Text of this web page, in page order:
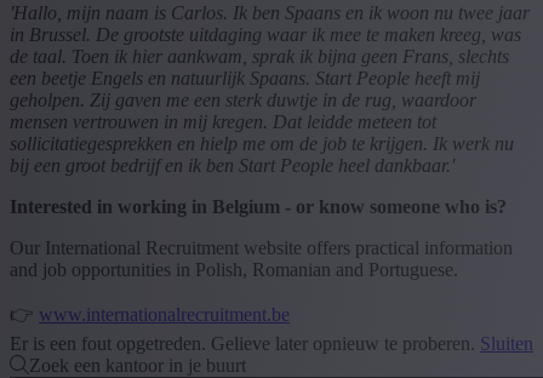
'Hallo, mijn naam is Carlos. Ik ben Spaans en ik woon nu twee jaar
in Brussel. De grootste uitdaging waar ik mee te maken kreeg, was
de taal. Toen ik hier aankwam, sprak ik bijna geen Frans, slechts
een beetje Engels en natuurlijk Spaans. Start People heeft mij
geholpen. Zij gaven me een sterk duwtje in de rug, waardoor
mensen vertrouwen in mij kregen. Dat leidde meteen tot
sollicitatiegesprekken en hielp me om de job te krijgen. Ik werk nu
bij een groot bedrijf en ik ben Start People heel dankbaar.'
Interested in working in Belgium - or know someone who is?
Our International Recruitment website offers practical information
and job opportunities in Polish, Romanian and Portuguese.
👉 www.internationalrecruitment.be
Er is een fout opgetreden. Gelieve later opnieuw te proberen. Sluiten
Zoek een kantoor in je buurt